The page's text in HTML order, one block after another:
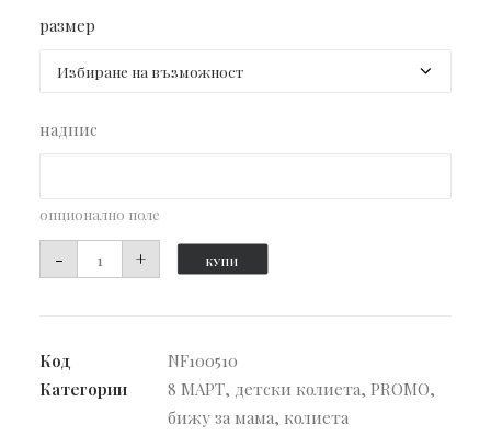
размер
надпис
опционално поле
-
количество
за
+ КУПИ
Код
NF100510
Категории
8 МАРТ, детски колиета, PROMO,
бижу за мама, колиета